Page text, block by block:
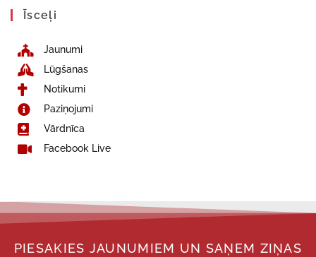
Īsceļi
Jaunumi
Lūgšanas
Notikumi
Paziņojumi
Vārdnīca
Facebook Live
PIESAKIES JAUNUMIEM UN SAŅEM ZIŅAS